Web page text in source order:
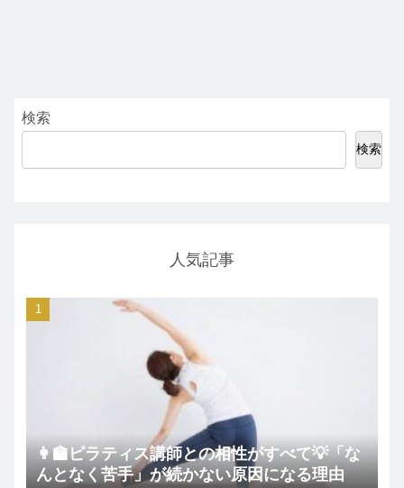
検索
検索
人気記事
👩‍🏫ピラティス講師との相性がすべて💡「な
んとなく苦手」が続かない原因になる理由